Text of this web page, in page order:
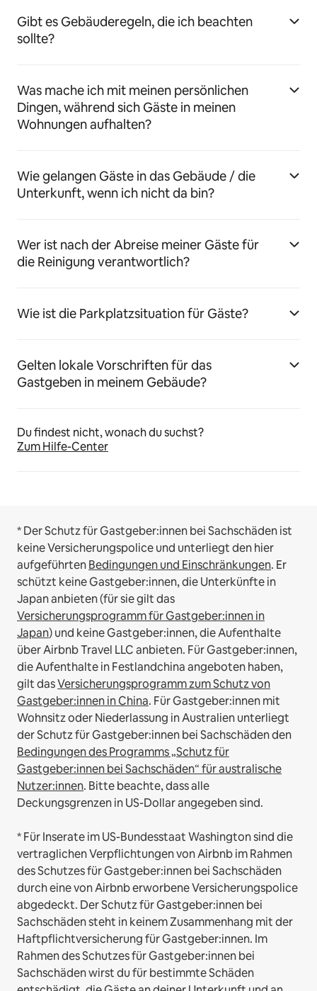
Gibt es Gebäuderegeln, die ich beachten
sollte?
Was mache ich mit meinen persönlichen
Dingen, während sich Gäste in meinen
Wohnungen aufhalten?
Wie gelangen Gäste in das Gebäude / die
Unterkunft, wenn ich nicht da bin?
Wer ist nach der Abreise meiner Gäste für
die Reinigung verantwortlich?
Wie ist die Parkplatzsituation für Gäste?
Gelten lokale Vorschriften für das
Gastgeben in meinem Gebäude?
Du findest nicht, wonach du suchst?
Zum Hilfe-Center
* Der Schutz für Gastgeber:innen bei Sachschäden ist
keine Versicherungspolice und unterliegt den hier
aufgeführtenBedingungen und Einschränkungen. Er
schützt keine Gastgeber:innen, die Unterkünfte in
Japan anbieten (für sie gilt das
Versicherungsprogramm für Gastgeber:innen in
Japan) und keine Gastgeber:innen, die Aufenthalte
über Airbnb Travel LLC anbieten. Für Gastgeber:innen,
die Aufenthalte in Festlandchina angeboten haben,
gilt dasVersicherungsprogramm zum Schutz von
Gastgeber:innen in China. Für Gastgeber:innen mit
Wohnsitz oder Niederlassung in Australien unterliegt
der Schutz für Gastgeber:innen bei Sachschäden den
Bedingungen des Programms „Schutz für
Gastgeber:innen bei Sachschäden“ für australische
Nutzer:innen. Bitte beachte, dass alle
Deckungsgrenzen in US-Dollar angegeben sind.
* Für Inserate im US-Bundesstaat Washington sind die
vertraglichen Verpflichtungen von Airbnb im Rahmen
des Schutzes für Gastgeber:innen bei Sachschäden
durch eine von Airbnb erworbene Versicherungspolice
abgedeckt. Der Schutz für Gastgeber:innen bei
Sachschäden steht in keinem Zusammenhang mit der
Haftpflichtversicherung für Gastgeber:innen. Im
Rahmen des Schutzes für Gastgeber:innen bei
Sachschäden wirst du für bestimmte Schäden